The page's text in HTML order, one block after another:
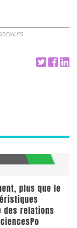
plus que le
des relations